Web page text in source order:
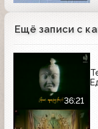
Ещё записи с
36:21